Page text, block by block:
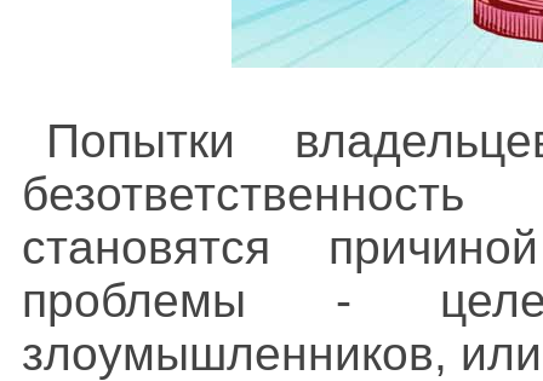
Попытки
становятся
проблемы -
злоумышленников,